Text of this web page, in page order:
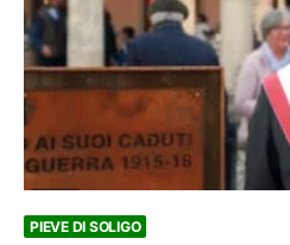
PIEVE DI SOLIGO